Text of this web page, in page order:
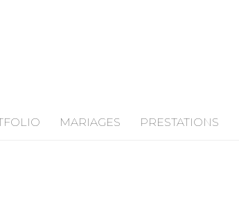
MARIAGES PRESTATIONS